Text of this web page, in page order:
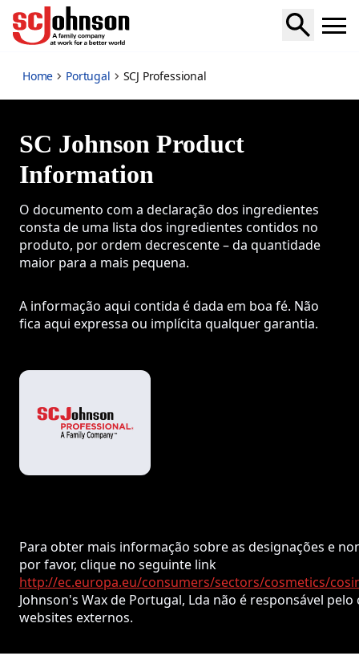
SCJ Professional
Home Portugal SCJ Professional
SC Johnson Product
Information
O documento com a declaração dos ingredientes
consta de uma lista dos ingredientes contidos no
produto, por ordem decrescente – da quantidade
maior para a mais pequena.
A informação aqui contida é dada em boa fé. Não
fica aqui expressa ou implícita qualquer garantia.
Para obter mais informação sobre as designações e
por favor, clique no seguinte link
http://ec.europa.eu/consumers/sectors/cosmetics/
Johnson's Wax de Portugal, Lda não é responsável
websites externos.